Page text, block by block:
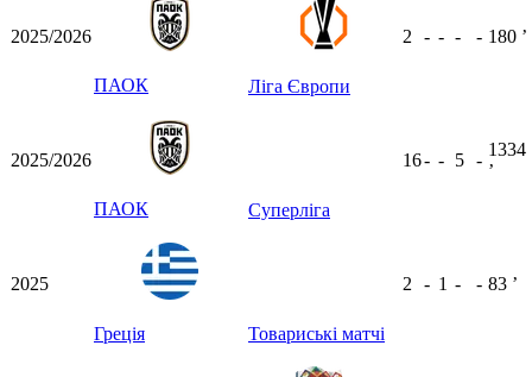
2025/2026
ПАОК Ліга Європи
2 - - - - 180 ʼ
2025/2026
ПАОК Суперліга
16- - 5 -
1334
ʼ
2025
Греція Товариські матчі
2 - 1 - - 83 ʼ